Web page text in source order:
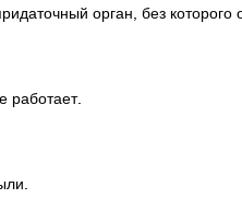
орган, без
работает.